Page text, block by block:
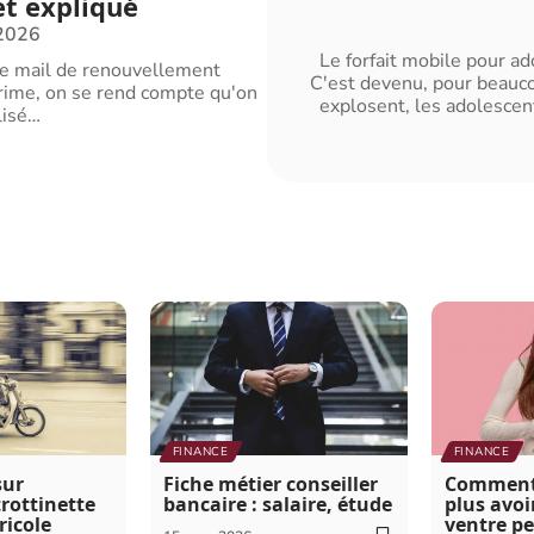
mail de renouvellement
on se rend compte qu'on
…
Le forfait mobile pour
C'est devenu, pour
explosent, les
FINANCE
Fiche métier conseiller
bancaire : salaire, étude
FINANCE
plus
ventre